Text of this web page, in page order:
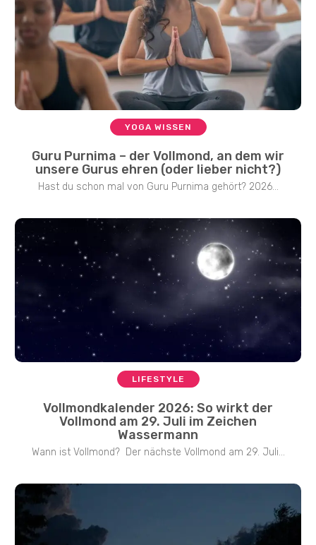
YOGA WISSEN
Guru Purnima – der Vollmond, an dem wir
unsere Gurus ehren (oder lieber nicht?)
Hast du schon mal von Guru Purnima gehört? 2026...
LIFESTYLE
Vollmondkalender 2026: So wirkt der
Vollmond am 29. Juli im Zeichen
Wassermann
Wann ist Vollmond? Der nächste Vollmond am 29. Juli...